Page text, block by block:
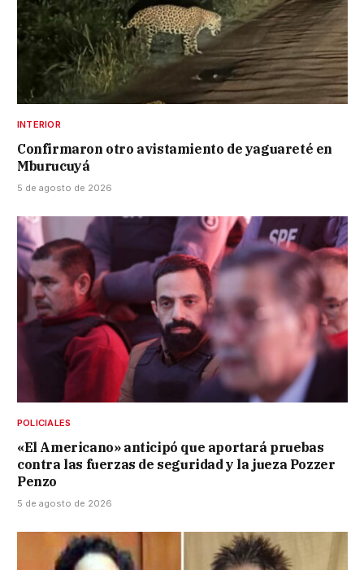
INTERIOR
Confirmaron otro avistamiento de yaguareté en
Mburucuyá
5 de agosto de 2026
POLICIALES
«El Americano» anticipó que aportará pruebas
contra las fuerzas de seguridad y la jueza Pozzer
Penzo
5 de agosto de 2026